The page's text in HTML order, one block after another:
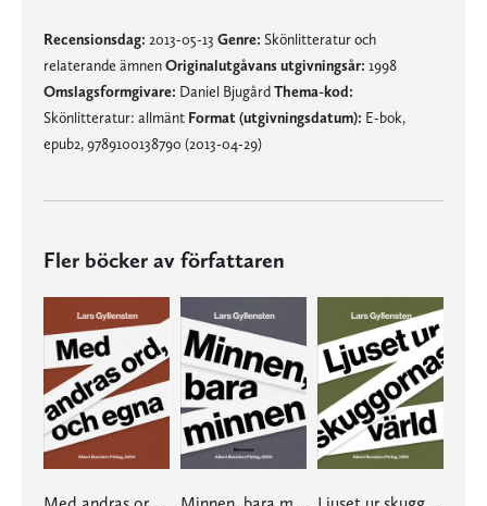
Recensionsdag: 2013-05-13 Genre: Skönlitteratur och
relaterande ämnenOriginalutgåvans utgivningsår: 1998
Omslagsformgivare: Daniel BjugårdThema-kod:
Skönlitteratur: allmänt Format (utgivningsdatum): E-bok,
epub2, 9789100138790 (2013-04-29)
Fler böcker av författaren